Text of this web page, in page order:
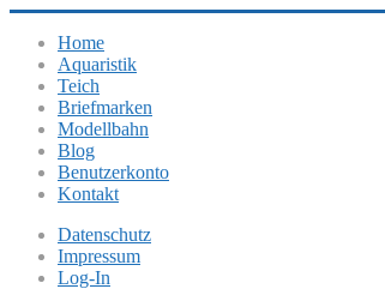
Home
Aquaristik
Teich
Briefmarken
Modellbahn
Blog
Benutzerkonto
Kontakt
Datenschutz
Impressum
Log-In